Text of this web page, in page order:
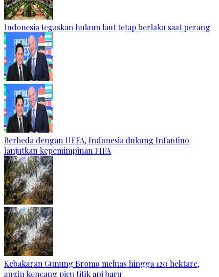
Indonesia tegaskan hukum laut tetap berlaku saat perang
Berbeda dengan UEFA, Indonesia dukung Infantino
lanjutkan kepemimpinan FIFA
Kebakaran Gunung Bromo meluas hingga 120 hektare,
angin kencang picu titik api baru